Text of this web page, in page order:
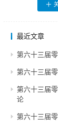
最近文章
第六十三届
第六十三届
第六十三届
论
第六十三届